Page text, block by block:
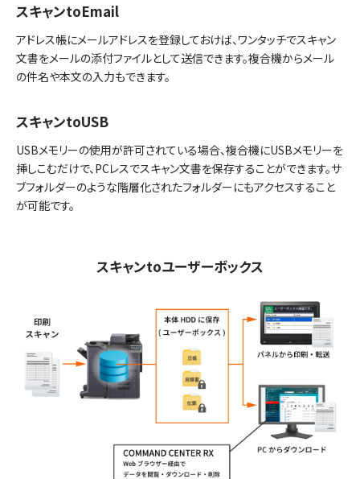
スキャンtoEmail
アドレス帳にメールアドレスを登録しておけば、ワンタッチでスキャン
文書をメールの添付ファイルとして送信できます。複合機からメール
の件名や本文の入力もできます。
スキャンtoUSB
USBメモリーの使用が許可されている場合、複合機にUSBメモリーを
挿しこむだけで、PCレスでスキャン文書を保存することができます。サ
ブフォルダーのような階層化されたフォルダーにもアクセスすること
が可能です。
スキャンtoユーザーボックス